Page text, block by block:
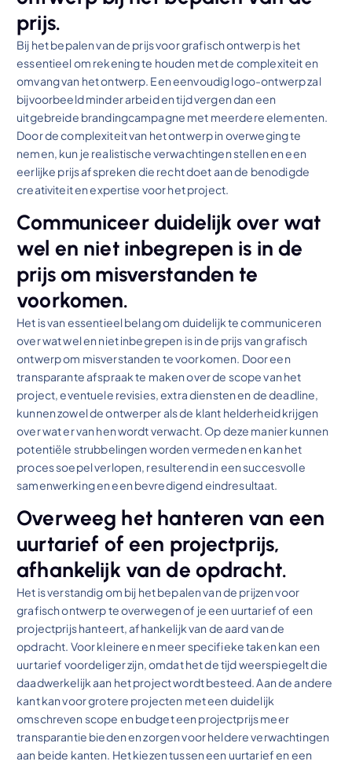
prijs.
Bij het bepalen van de prijs voor grafisch ontwerp is het
essentieel om rekening te houden met de complexiteit en
omvang van het ontwerp. Een eenvoudig logo-ontwerp zal
bijvoorbeeld minder arbeid en tijd vergen dan een
uitgebreide brandingcampagne met meerdere elementen.
Door de complexiteit van het ontwerp in overweging te
nemen, kun je realistische verwachtingen stellen en een
eerlijke prijs afspreken die recht doet aan de benodigde
creativiteit en expertise voor het project.
Communiceer duidelijk over wat
wel en niet inbegrepen is in de
prijs om misverstanden te
voorkomen.
Het is van essentieel belang om duidelijk te communiceren
over wat wel en niet inbegrepen is in de prijs van grafisch
ontwerp om misverstanden te voorkomen. Door een
transparante afspraak te maken over de scope van het
project, eventuele revisies, extra diensten en de deadline,
kunnen zowel de ontwerper als de klant helderheid krijgen
over wat er van hen wordt verwacht. Op deze manier kunnen
potentiële strubbelingen worden vermeden en kan het
proces soepel verlopen, resulterend in een succesvolle
samenwerking en een bevredigend eindresultaat.
Overweeg het hanteren van een
uurtarief of een projectprijs,
afhankelijk van de opdracht.
Het is verstandig om bij het bepalen van de prijzen voor
grafisch ontwerp te overwegen of je een uurtarief of een
projectprijs hanteert, afhankelijk van de aard van de
opdracht. Voor kleinere en meer specifieke taken kan een
uurtarief voordeliger zijn, omdat het de tijd weerspiegelt die
daadwerkelijk aan het project wordt besteed. Aan de andere
kant kan voor grotere projecten met een duidelijk
omschreven scope en budget een projectprijs meer
transparantie bieden en zorgen voor heldere verwachtingen
aan beide kanten. Het kiezen tussen een uurtarief en een